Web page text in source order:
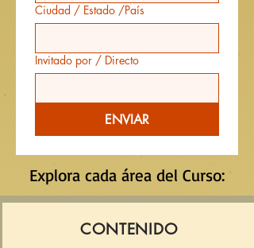
Ciudad / Estado /País
Invitado por / Directo
ENVIAR
Explora cada área del Curso:
CONTENIDO